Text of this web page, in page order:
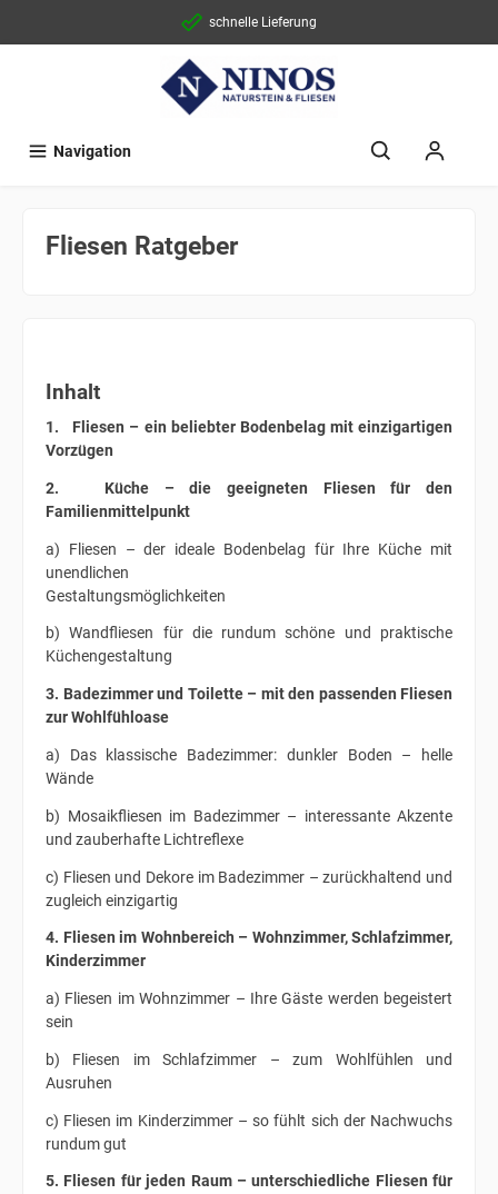
schnelle Lieferung
Navigation
Fliesen Ratgeber
Inhalt
1. Fliesen – ein beliebter Bodenbelag mit einzigartigen
Vorzügen
2. Küche – die geeigneten Fliesen für den
Familienmittelpunkt
a) Fliesen – der ideale Bodenbelag für Ihre Küche mit
unendlichen
Gestaltungsmöglichkeiten
b) Wandfliesen für die rundum schöne und praktische
Küchengestaltung
3. Badezimmer und Toilette – mit den passenden Fliesen
zur Wohlfühloase
a) Das klassische Badezimmer: dunkler Boden – helle
Wände
b) Mosaikfliesen im Badezimmer – interessante Akzente
und zauberhafte Lichtreflexe
c) Fliesen und Dekore im Badezimmer – zurückhaltend und
zugleich einzigartig
4. Fliesen im Wohnbereich – Wohnzimmer, Schlafzimmer,
Kinderzimmer
a) Fliesen im Wohnzimmer – Ihre Gäste werden begeistert
sein
b) Fliesen im Schlafzimmer – zum Wohlfühlen und
Ausruhen
c) Fliesen im Kinderzimmer – so fühlt sich der Nachwuchs
rundum gut
5. Fliesen für jeden Raum – unterschiedliche Fliesen für